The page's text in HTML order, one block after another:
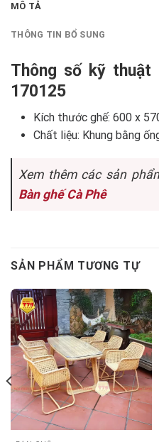
MÔ TẢ
THÔNG TIN BỔ SUNG
Thông số kỹ thuật
170125
Kích thước ghế: 600 x
Chất liệu: Khung bằng
Xem thêm các sản
Bàn ghế Cà Phê
SẢN PHẨM TƯƠNG TỰ